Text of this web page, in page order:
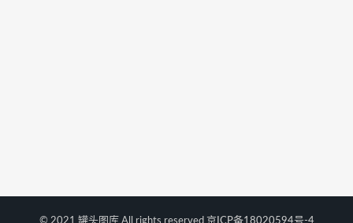
© 2021 罐头图库 All rights reserved 京ICP备18020594号-4